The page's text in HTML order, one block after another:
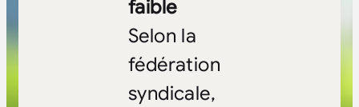
faible
Selon la
fédération
syndicale,